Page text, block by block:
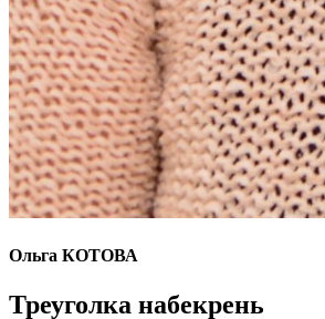
Ольга КОТОВА
Треуголка набекрень